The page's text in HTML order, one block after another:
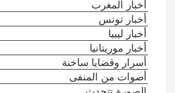
أخبار المغرب
أخبار تونس
أخبار ليبيا
أخبار موريتانيا
أسرار وقضايا ساخنة
أصوات من المنفى